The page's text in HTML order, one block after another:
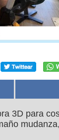
3D para